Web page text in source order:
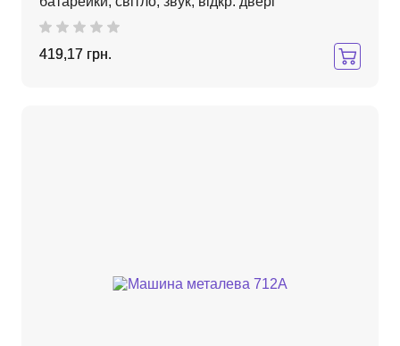
419,17 грн.